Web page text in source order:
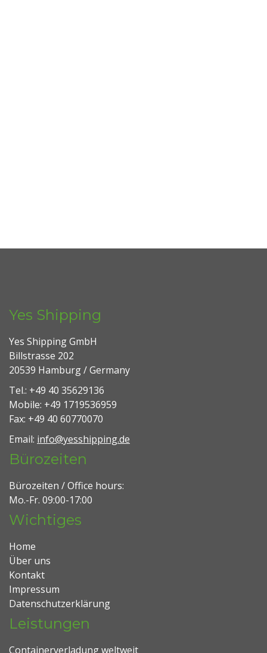
Yes Shipping
Yes Shipping GmbH
Billstrasse 202
20539 Hamburg / Germany
Tel.: +49 40 35629136
Mobile: +49 1719536959
Fax: +49 40 60770070
Email: info@yesshipping.de
Bürozeiten
Bürozeiten / Office hours:
Mo.-Fr. 09:00-17:00
Wichtiges
Home
Über uns
Kontakt
Impressum
Datenschutzerklärung
Leistungen
Containerverladung weltweit